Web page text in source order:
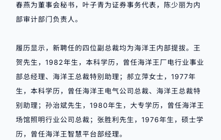
春燕为董事会秘书，叶子青为证券事务代表，陈少丽为内
部审计部门负责人。
履历显示，新聘任的四位副总裁均为海洋王内部提拔。王
贺先生，1982年生，本科学历，曾任海洋王厂电行业事业
部总经理、海洋王总裁特别助理；郝立萍女士，1977年
生，本科学历，曾任海洋王电气公司总裁、海洋王总裁特
别助理；孙治斌先生，1980年生，大专学历，曾任海洋王
场馆照明行业公司总裁；张胜利先生，1976年生，硕士学
历，曾任海洋王智慧平台部经理。